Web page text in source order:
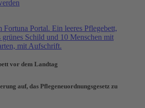
vor dem Landtag
auf, das Pflegeneuordnungsgesetz zu